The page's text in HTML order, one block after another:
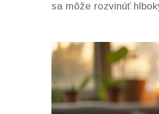
sa môže rozvinúť